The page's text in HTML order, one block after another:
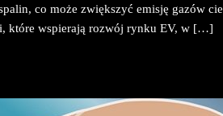
co może zwiększyć emisję gazów
które wspierają rozwój rynku EV, w […]